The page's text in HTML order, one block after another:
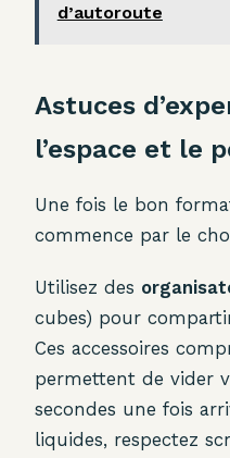
d’autoroute
Astuces
l’espace et le
Une fois le bon
commence par le
Utilisez des
cubes) pour
Ces accessoires
permettent de vider
secondes une fois
liquides, respectez